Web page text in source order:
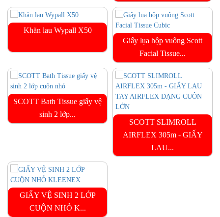
Khăn lau Wypall X50
Giấy lụa hộp vuông Scott
Facial Tissue...
SCOTT Bath Tissue giấy vệ
sinh 2 lớp...
SCOTT SLIMROLL
AIRFLEX 305m - GIẤY
LAU...
GIẤY VỆ SINH 2 LỚP
CUỘN NHỎ K...